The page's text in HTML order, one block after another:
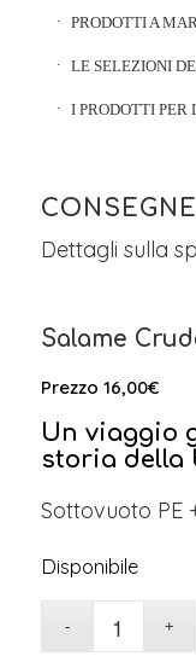
PRODOTTI A
LE SELEZIONI
I PRODOTTI PER
Dettagli sulla
Salame
Prezzo 16,00€
Un viaggio
storia della
Sottovuoto PE
Disponibile